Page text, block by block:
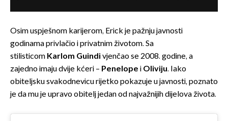
Osim uspješnom karijerom, Erick je pažnju javnosti
godinama privlačio i privatnim životom. Sa
stilisticom Karlom Guindi vjenčao se 2008. godine, a
zajedno imaju dvije kćeri – Penelope i Oliviju. Iako
obiteljsku svakodnevicu rijetko pokazuje u javnosti, poznato
je da mu je upravo obitelj jedan od najvažnijih dijelova života.